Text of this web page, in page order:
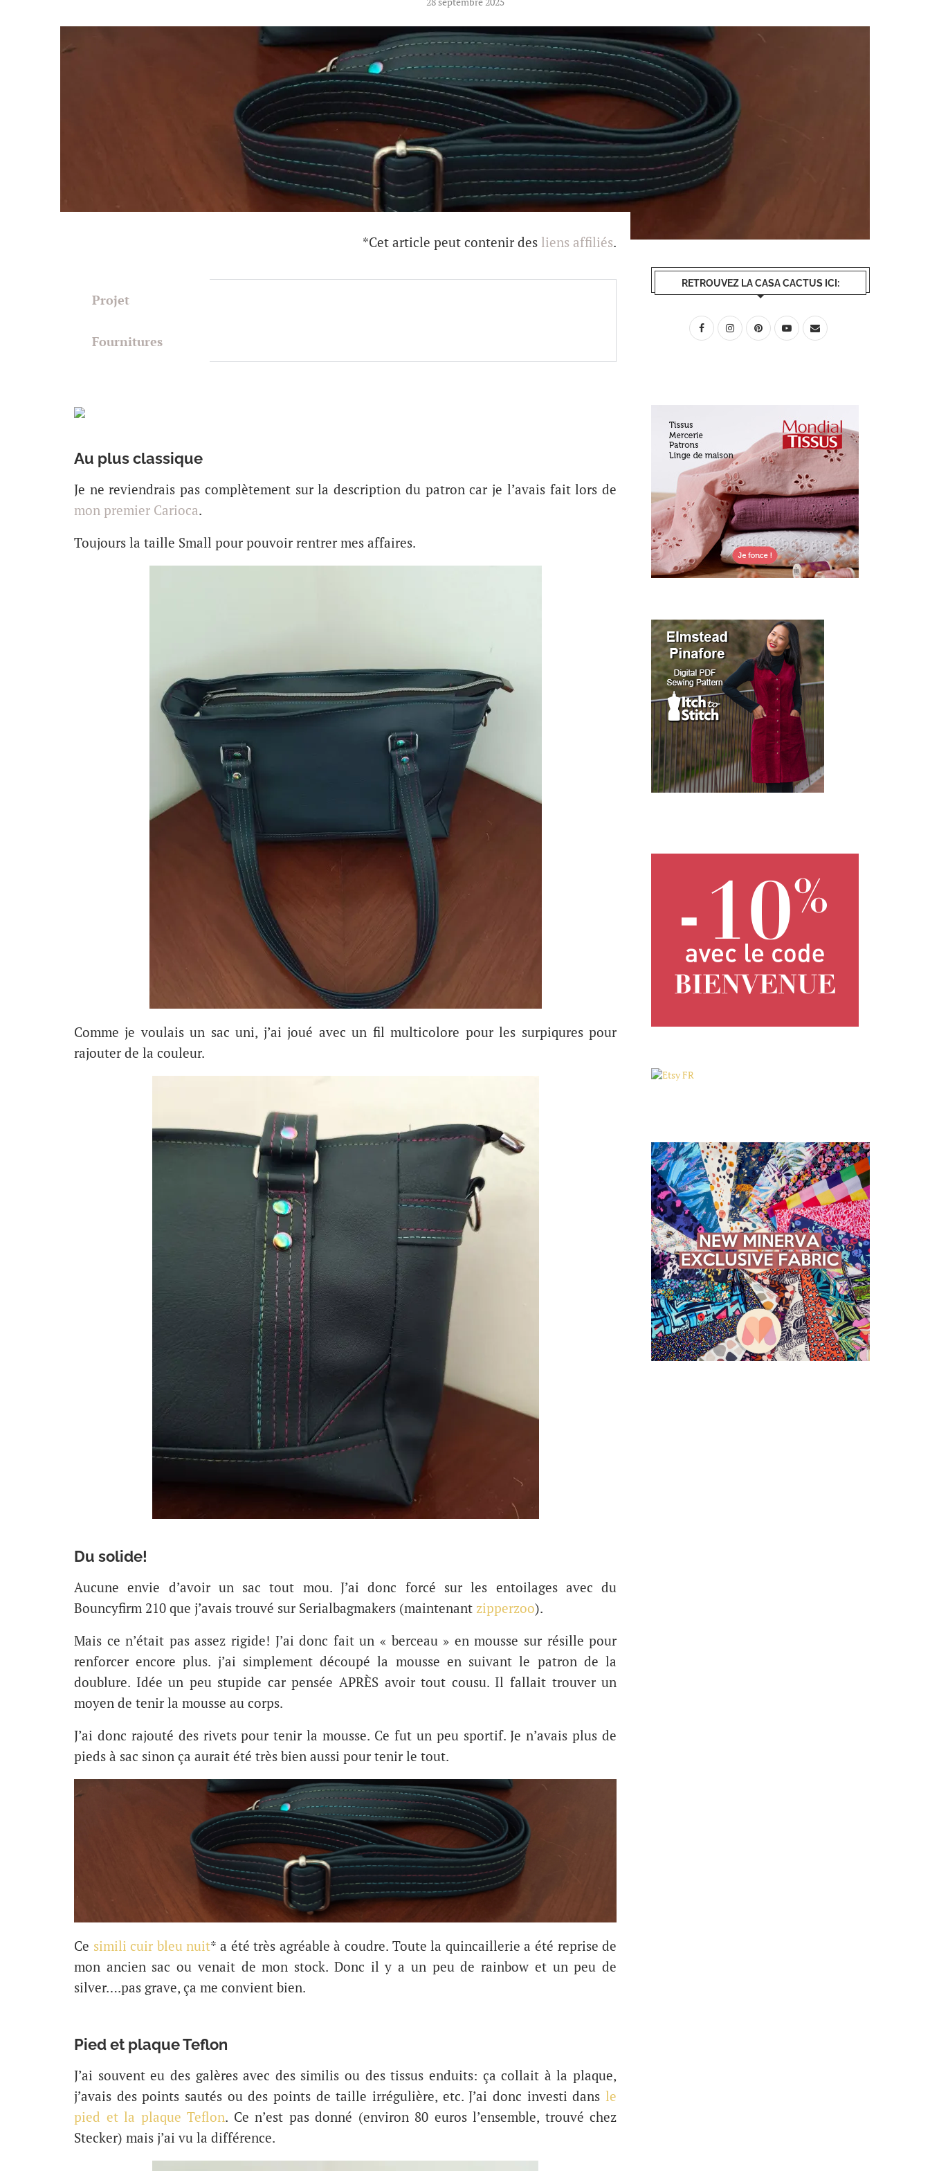
*Cet article peut contenir des liens affiliés.
Projet
Fournitures
Au plus classique
Je ne reviendrais pas complètement sur la description du patron car je l’avais fait lors de
mon premier Carioca.
Toujours la taille Small pour pouvoir rentrer mes affaires.
Comme je voulais un sac uni, j’ai joué avec un fil multicolore pour les surpiqures pour
rajouter de la couleur.
Du solide!
Aucune envie d’avoir un sac tout mou. J’ai donc forcé sur les entoilages avec du
Bouncyfirm 210 que j’avais trouvé sur Serialbagmakers (maintenant zipperzoo).
Mais ce n’était pas assez rigide! J’ai donc fait un « berceau » en mousse sur résille pour
renforcer encore plus. j’ai simplement découpé la mousse en suivant le patron de la
doublure. Idée un peu stupide car pensée APRÈS avoir tout cousu. Il fallait trouver un
moyen de tenir la mousse au corps.
J’ai donc rajouté des rivets pour tenir la mousse. Ce fut un peu sportif. Je n’avais plus de
pieds à sac sinon ça aurait été très bien aussi pour tenir le tout.
Ce simili cuir bleu nuit* a été très agréable à coudre. Toute la quincaillerie a été reprise de
mon ancien sac ou venait de mon stock. Donc il y a un peu de rainbow et un peu de
silver….pas grave, ça me convient bien.
Pied et plaque Teflon
J’ai souvent eu des galères avec des similis ou des tissus enduits: ça collait à la plaque,
j’avais des points sautés ou des points de taille irrégulière, etc. J’ai donc investi dansle
pied et la plaque Teflon. Ce n’est pas donné (environ 80 euros l’ensemble, trouvé chez
Stecker) mais j’ai vu la différence.
RETROUVEZ LA CASA CACTUS ICI: